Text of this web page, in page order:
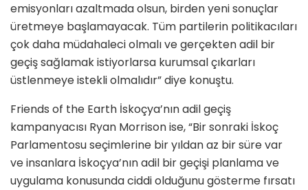
emisyonları azaltmada olsun, birden yeni sonuçlar
üretmeye başlamayacak. Tüm partilerin politikacıları
çok daha müdahaleci olmalı ve gerçekten adil bir
geçiş sağlamak istiyorlarsa kurumsal çıkarları
üstlenmeye istekli olmalıdır” diye konuştu.
Friends of the Earth İskoçya’nın adil geçiş
kampanyacısı Ryan Morrison ise, “Bir sonraki İskoç
Parlamentosu seçimlerine bir yıldan az bir süre var
ve insanlara İskoçya’nın adil bir geçişi planlama ve
uygulama konusunda ciddi olduğunu gösterme fırsatı